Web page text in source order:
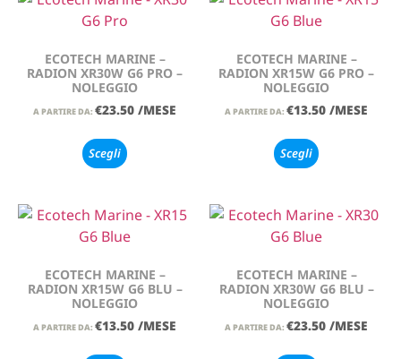
ECOTECH MARINE –
RADION XR30W G6 PRO –
NOLEGGIO
A PARTIRE DA: €23.50 /MESE
Scegli
ECOTECH MARINE –
RADION XR15W G6 PRO –
NOLEGGIO
A PARTIRE DA: €13.50 /MESE
Scegli
ECOTECH MARINE –
RADION XR15W G6 BLU –
NOLEGGIO
A PARTIRE DA: €13.50 /MESE
ECOTECH MARINE –
RADION XR30W G6 BLU –
NOLEGGIO
A PARTIRE DA: €23.50 /MESE